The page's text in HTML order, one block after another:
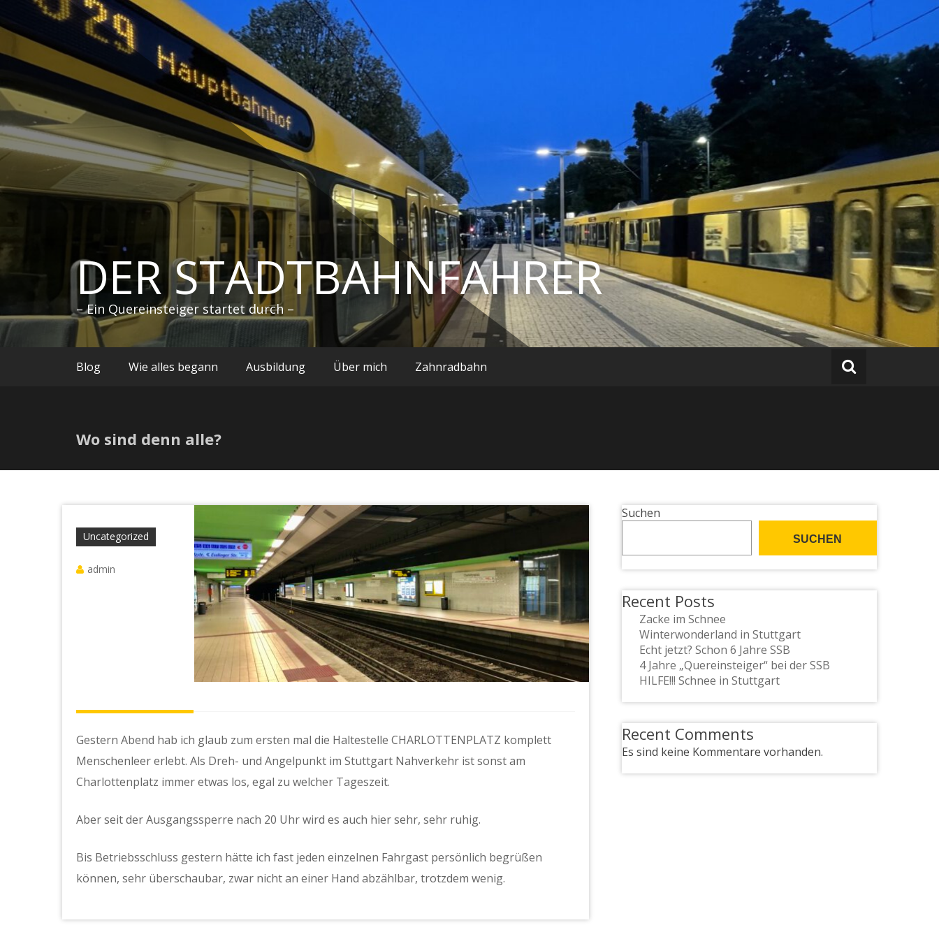
Inhalt
springen
DER STADTBAHNFAHRER
– Ein Quereinsteiger startet durch –
Blog Wie alles begann Ausbildung Über mich Zahnradbahn
Wo sind denn alle?
Uncategorized
admin
Gestern Abend hab ich glaub zum ersten mal die Haltestelle CHARLOTTENPLATZ komplett
Menschenleer erlebt. Als Dreh- und Angelpunkt im Stuttgart Nahverkehr ist sonst am
Charlottenplatz immer etwas los, egal zu welcher Tageszeit.
Aber seit der Ausgangssperre nach 20 Uhr wird es auch hier sehr, sehr ruhig.
Bis Betriebsschluss gestern hätte ich fast jeden einzelnen Fahrgast persönlich begrüßen
können, sehr überschaubar, zwar nicht an einer Hand abzählbar, trotzdem wenig.
Suchen
SUCHEN
Recent Posts
Zacke im Schnee
Winterwonderland in Stuttgart
Echt jetzt? Schon 6 Jahre SSB
4 Jahre „Quereinsteiger“ bei der SSB
HILFE!!! Schnee in Stuttgart
Recent Comments
Es sind keine Kommentare vorhanden.